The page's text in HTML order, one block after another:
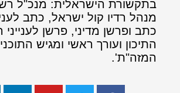
בתקשורת הישראלית: מנכ"ל
מנהל רדיו קול ישראל, כתב
כתב ופרשן מדיני, פרשן לענייני
התיכון ועורך ראשי ומגיש
המזה"ת'.